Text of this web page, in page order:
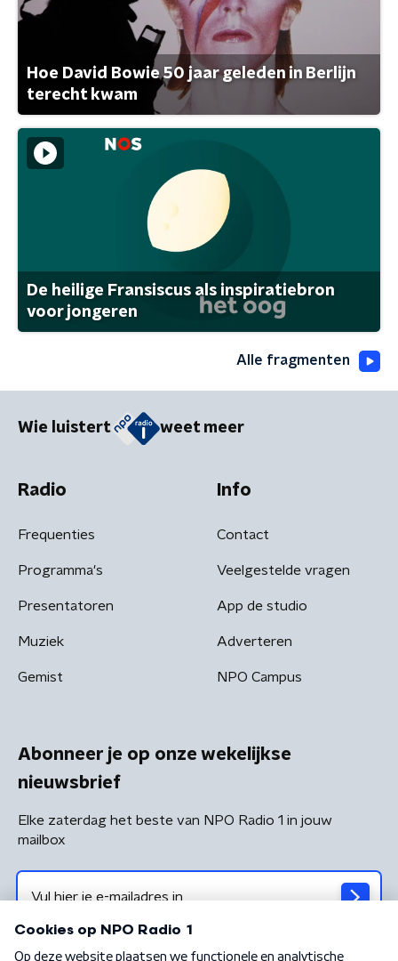
Hoe David Bowie 50 jaar geleden in Berlijn
terecht kwam
De heilige Fransiscus als inspiratiebron
voor jongeren
Alle fragmenten
Wie luistert weet meer
Radio
Frequenties
Programma's
Presentatoren
Muziek
Gemist
Info
Contact
Veelgestelde vragen
App de studio
Adverteren
NPO Campus
Abonneer je op onze wekelijkse
nieuwsbrief
Elke zaterdag het beste van NPO Radio 1 in jouw
mailbox